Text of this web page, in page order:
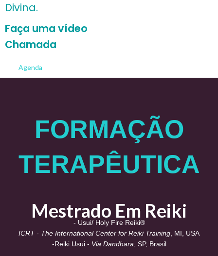
Divina.
Faça umavídeo
Chamada
Agenda
FORMAÇÃO
TERAPÊUTICA
Mestrado Em Reiki
- Usui/ Holy Fire Reiki®
ICRT - The International Center for Reiki Training , MI, USA
-Reiki Usui - Via Dandhara , SP, Brasil